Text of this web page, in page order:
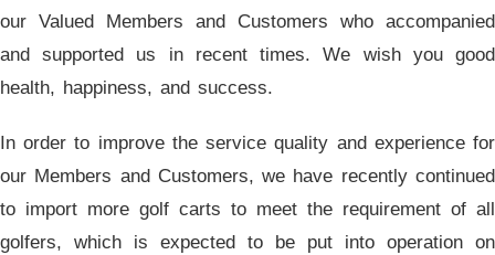
our Valued Members and Customers who accompanied
and supported us in recent times. We wish you good
health, happiness, and success.
In order to improve the service quality and experience for
our Members and Customers, we have recently continued
to import more golf carts to meet the requirement of all
golfers, which is expected to be put into operation on